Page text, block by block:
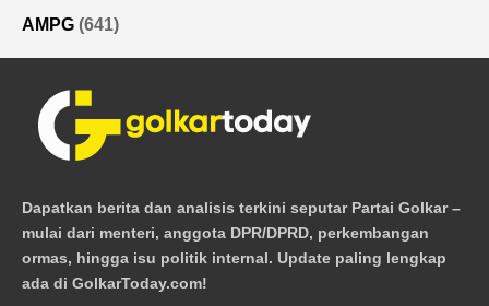
AMPG (641)
Dapatkan berita dan analisis terkini seputar Partai Golkar –
mulai dari menteri, anggota DPR/DPRD, perkembangan
ormas, hingga isu politik internal. Update paling lengkap
ada di GolkarToday.com!